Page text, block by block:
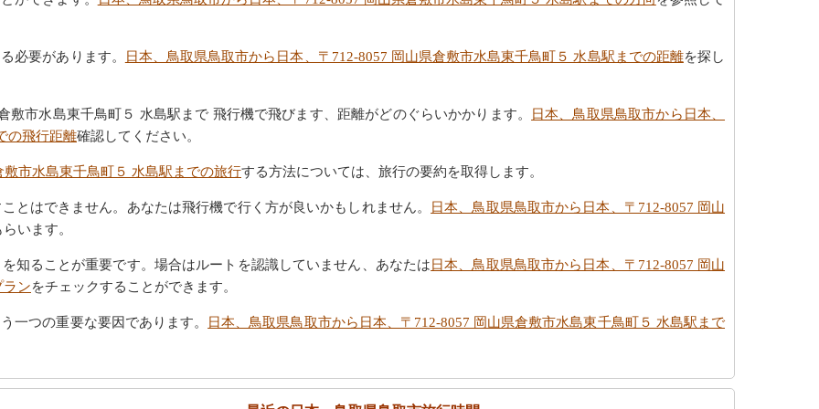
必要があります。 日本、鳥取県鳥取市から日本、〒712-8057 岡山県倉敷市水島東千鳥町５ 水島駅までの距離を探し
市水島東千鳥町５ 水島駅まで 飛行機で飛びます、距離がどのぐらいかかります。
日本、鳥取県鳥取市から日本、
の飛行距離確認してください。
市水島東千鳥町５ 水島駅までの旅行する方法については、旅行の要約を取得します。
とはできません。あなたは飛行機で行く方が良いかもしれません。
日本、鳥取県鳥取市から日本、〒712-8057 岡山
います。
知ることが重要です。場合はルートを認識していません、あなたは日本、鳥取県鳥取市から日本、〒712-8057 岡山
ランをチェックすることができます。
一つの重要な要因であります。 日本、鳥取県鳥取市から日本、〒712-8057 岡山県倉敷市水島東千鳥町５ 水島駅まで